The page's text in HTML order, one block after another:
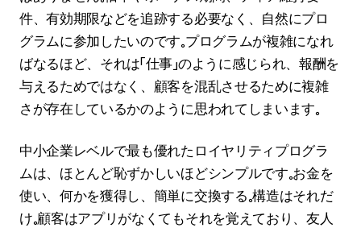
件、有効期限などを追跡する必要なく、自然にプロ
グラムに参加したいのです。プログラムが複雑になれ
ばなるほど、それは「仕事」のように感じられ、報酬を
与えるためではなく、顧客を混乱させるために複雑
さが存在しているかのように思われてしまいます。
中小企業レベルで最も優れたロイヤリティプログラ
ムは、ほとんど恥ずかしいほどシンプルです。お金を
使い、何かを獲得し、簡単に交換する。構造はそれだ
け。顧客はアプリがなくてもそれを覚えており、友人